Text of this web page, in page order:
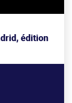
édition